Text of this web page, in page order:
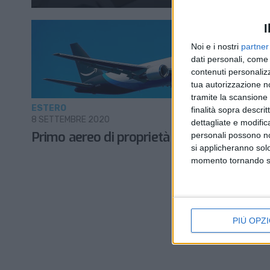
Noi e i nostri partner
dati personali,
contenuti
tua autorizzazione
tramite la
finalità sopra
dettagliate e
personali possono
si applicheranno
momento tornando
PIÙ
Primo aereo di proprietà per Amazon Air
ESTERO
8 SETTEMBRE 2020